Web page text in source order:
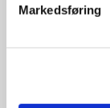
Markedsføring
Sted: Quality